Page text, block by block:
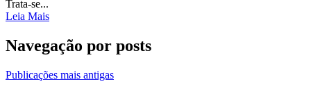
Trata-se...
Leia Mais
Navegação por posts
Publicações mais antigas